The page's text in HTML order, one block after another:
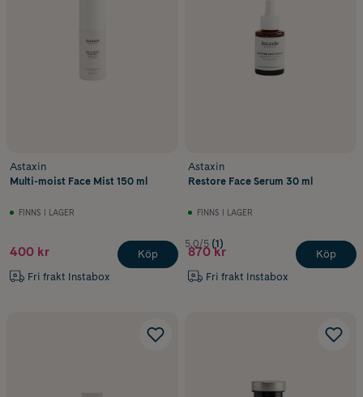
Astaxin
Multi-moist Face Mist 150 ml
FINNS I LAGER
400 kr
Fri frakt Instabox
Köp
Astaxin
Restore Face Serum 30 ml
FINNS I LAGER
5.0/5 (1)
870 kr
Fri frakt Instabox
Köp